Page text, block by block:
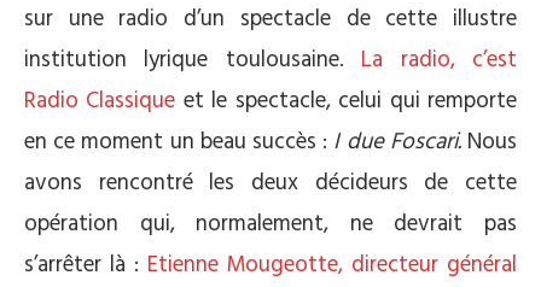
sur une radio d’un spectacle de cette illustre
institution lyrique toulousaine. La radio, c’est
Radio Classique et le spectacle, celui qui remporte
en ce moment un beau succès : I due Foscari.Nous
avons rencontré les deux décideurs de cette
opération qui, normalement, ne devrait pas
s’arrêter là : Etienne Mougeotte, directeur général